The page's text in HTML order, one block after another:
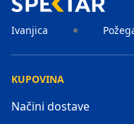
Ivanjica
KUPOVINA
Načini dostave